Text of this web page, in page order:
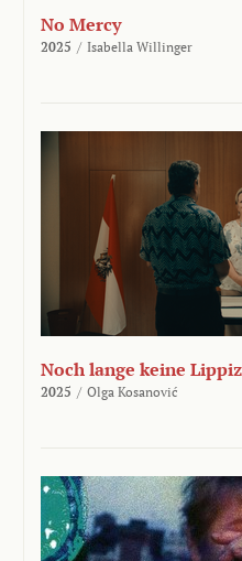
No Mercy
2025 / Isabella Willinger
Noch lange keine
2025 / Olga Kosanović